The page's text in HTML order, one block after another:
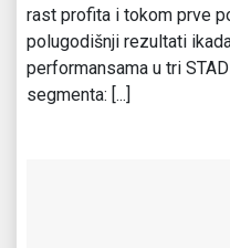
rast profita i tokom prve
polugodišnji rezultati
performansama u tri
segmenta: [...]